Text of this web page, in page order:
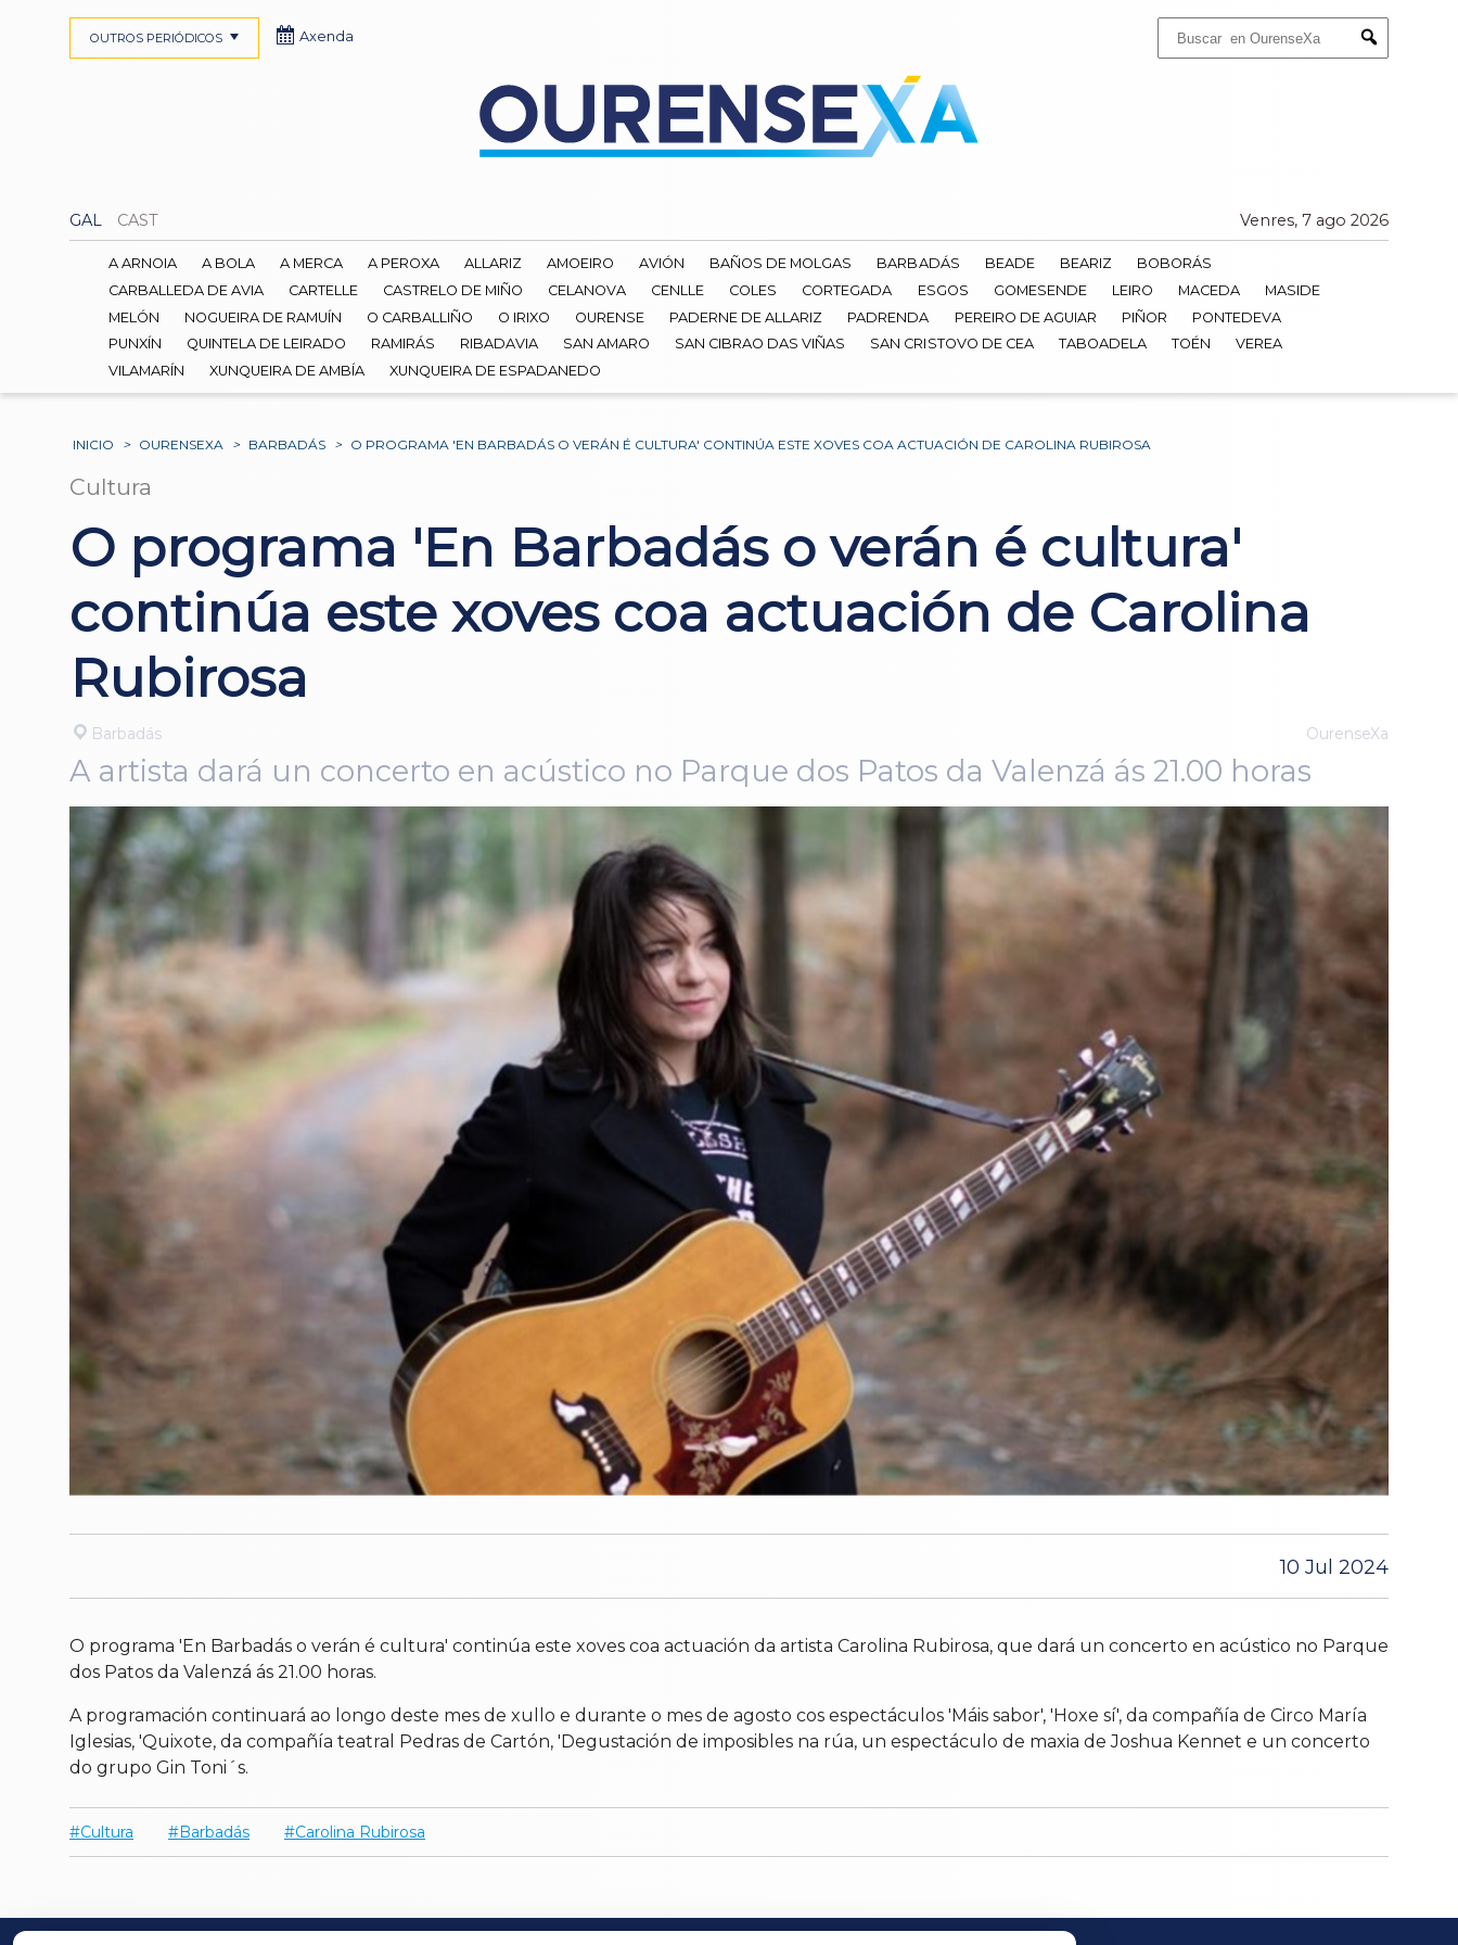
Submit
GAL CAST Venres, 7 ago 2026
OUTROS PERIÓDICOS Axenda
A ARNOIA A BOLA A MERCA A PEROXA ALLARIZ AMOEIRO AVIÓN BAÑOS DE MOLGAS BARBADÁS BEADE BEARIZ
BOBORÁS
CARBALLEDA DE AVIA
CARTELLE CASTRELO DE MIÑO CELANOVA CENLLE COLES CORTEGADA ESGOS GOMESENDE LEIRO MACEDA
MASIDE
MELÓN
NOGUEIRA DE RAMUÍN O CARBALLIÑO O IRIXO OURENSE PADERNE DE ALLARIZ PADRENDA PEREIRO DE AGUIAR PIÑOR
PONTEDEVA
PUNXÍN
QUINTELA DE LEIRADO RAMIRÁS RIBADAVIA SAN AMARO SAN CIBRAO DAS VIÑAS SAN CRISTOVO DE CEA TABOADELA TOÉN
VEREA
VILAMARÍN
XUNQUEIRA DE AMBÍA XUNQUEIRA DE ESPADANEDO
INICIO > OURENSEXA > BARBADÁS > O PROGRAMA 'EN BARBADÁS O VERÁN É CULTURA' CONTINÚA ESTE XOVES COA ACTUACIÓN DE CAROLINA RUBIROSA
Cultura
O programa 'En Barbadás o verán é cultura'
continúa este xoves coa actuación de Carolina
Rubirosa
Barbadás OurenseXa
A artista dará un concerto en acústico no Parque dos Patos da Valenzá ás 21.00 horas
10 Jul 2024
O programa 'En Barbadás o verán é cultura' continúa este xoves coa actuación da artista Carolina Rubirosa, que dará un concerto en acústico no Parque
dos Patos da Valenzá ás 21.00 horas.
A programación continuará ao longo deste mes de xullo e durante o mes de agosto cos espectáculos 'Máis sabor', 'Hoxe sí', da compañía de Circo María
Iglesias, 'Quixote, da compañía teatral Pedras de Cartón, 'Degustación de imposibles na rúa, un espectáculo de maxia de Joshua Kennet e un concerto
do grupo Gin Toni´s.
Cultura Barbadás Carolina Rubirosa